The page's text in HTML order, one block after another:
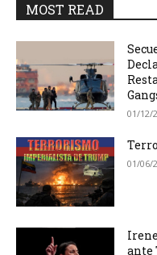
MOST READ
01/12/
01/06/
ante